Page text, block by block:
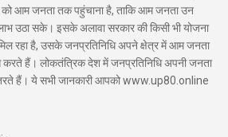
को आम जनता तक पहुंचाना है, ताकि आम जनता उन
उठा सके। इसके अलावा सरकार की किसी भी योजना
रहा है, उसके जनप्रतिनिधि अपने क्षेत्र में आम जनता
हैं। लोकतंत्रिक देश में जनप्रतिनिधि अपनी जनता
हैं। ये सभी जानकारी आपको www.up80.online